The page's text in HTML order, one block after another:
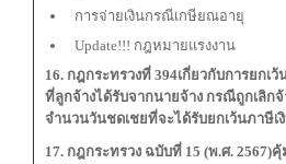
การจ่ายเงินกรณีเกษียณอายุ
Update!!! กฎหมายแรงงาน
16. กฎกระทรวงที่ 394เกี่ยวกับการยก
ที่ลูกจ้างได้รับจากนายจ้าง กรณีถูกเลิก
จำนวนวันชดเชยที่จะได้รับยกเว้นภาษี
17. กฎกระทรวง ฉบับที่ 15 (พ.ศ. 2567)